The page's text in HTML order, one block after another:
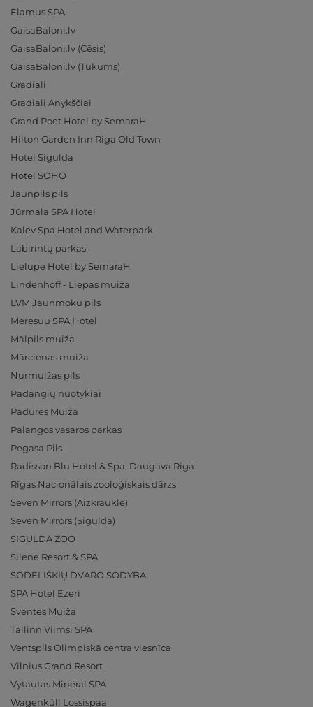
Elamus SPA
GaisaBaloni.lv
GaisaBaloni.lv (Cēsis)
GaisaBaloni.lv (Tukums)
Gradiali
Gradiali Anykščiai
Grand Poet Hotel by SemaraH
Hilton Garden Inn Riga Old Town
Hotel Sigulda
Hotel SOHO
Jaunpils pils
Jūrmala SPA Hotel
Kalev Spa Hotel and Waterpark
Labirintų parkas
Lielupe Hotel by SemaraH
Lindenhoff - Liepas muiža
LVM Jaunmoku pils
Meresuu SPA Hotel
Mālpils muiža
Mārcienas muiža
Nurmuižas pils
Padangių nuotykiai
Padures Muiža
Palangos vasaros parkas
Pegasa Pils
Radisson Blu Hotel & Spa, Daugava Riga
Rīgas Nacionālais zooloģiskais dārzs
Seven Mirrors (Aizkraukle)
Seven Mirrors (Sigulda)
SIGULDA ZOO
Silene Resort & SPA
SODELIŠKIŲ DVARO SODYBA
SPA Hotel Ezeri
Sventes Muiža
Tallinn Viimsi SPA
Ventspils Olimpiskā centra viesnīca
Vilnius Grand Resort
Vytautas Mineral SPA
Wagenküll Lossispaa